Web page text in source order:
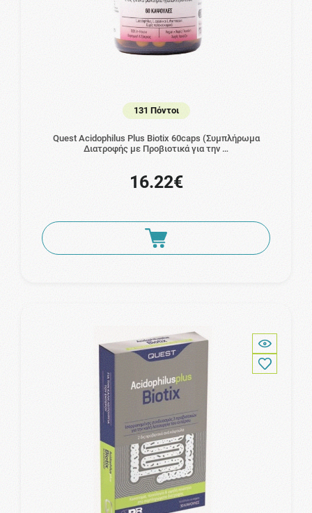
131 Πόντοι
Quest Acidophilus Plus Biotix 60caps (Συμπλήρωμα
Διατροφής με Προβιοτικά για την …
16.22€